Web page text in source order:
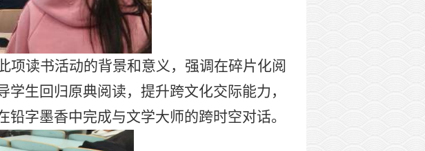
项读书活动的背景和意义，强调在碎片化阅
生回归原典阅读，提升跨文化交际能力，
字墨香中完成与文学大师的跨时空对话。